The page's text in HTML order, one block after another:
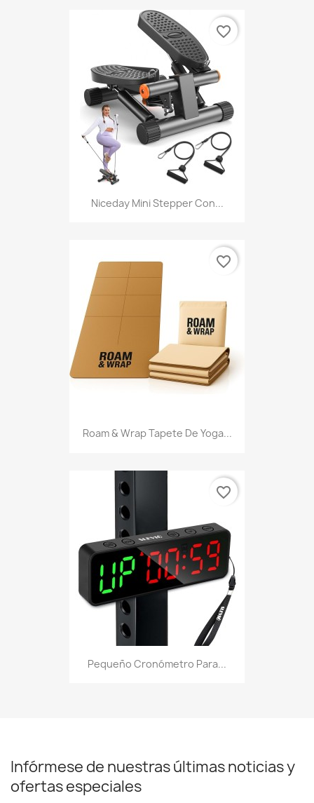
Niceday Mini Stepper Con...
favorite_border
Roam & Wrap Tapete De Yoga...
favorite_border
Pequeño Cronómetro Para...
favorite_border
Infórmese de nuestras últimas noticias y
ofertas especiales